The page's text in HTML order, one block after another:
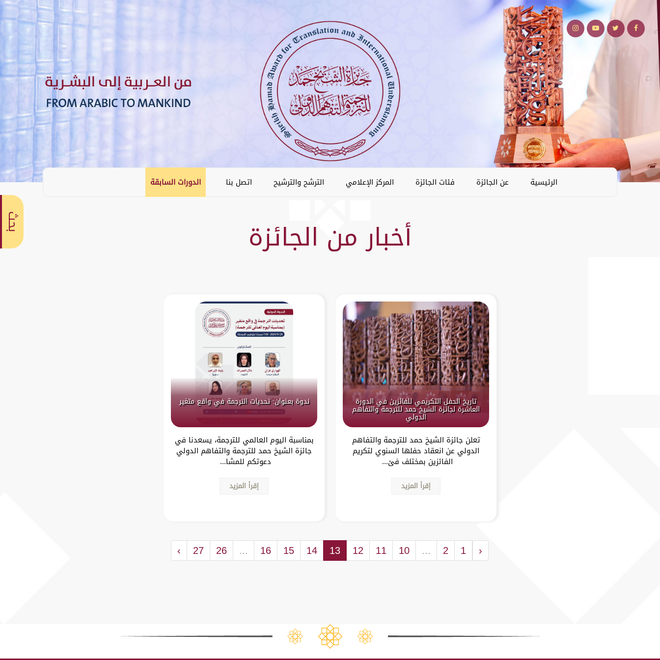
الرئيسية عن الجائزة فئات الجائزة المركز الإعلامي الترشح والترشيح اتصل بنا الدورات السابقة
أخبار من الجائزة
تاريخ الحفل التكريمي للفائزين في الدورة
العاشرة لجائزة الشيخ حمد للترجمة والتفاهم
الدولي
تعلن جائزة الشيخ حمد للترجمة والتفاهم
الدولي عن انعقاد حفلها السنوي لتكريم
الفائزين بمختلف فئ...
إقرأ المزيد
ندوة بعنوان: تحديات الترجمة في واقع متغير
بمناسبة اليوم العالمي للترجمة، يسعدنا في
جائزة الشيخ حمد للترجمة والتفاهم الدولي
دعوتكم للمشا...
إقرأ المزيد
‹
1
2
...
10
11
12
13
14
15
16
...
26
27
›
بحث